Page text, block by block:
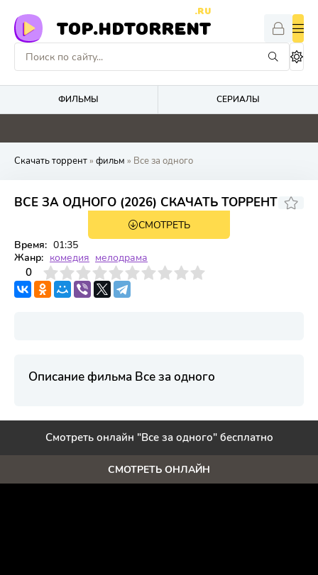
TOP.HDTORRENT
.RU
ФИЛЬМЫ СЕРИАЛЫ
0 0 0 0
Скачать торрент» фильм » Все за одного
ВСЕ ЗА ОДНОГО (2026) СКАЧАТЬ ТОРРЕНТ
СМОТРЕТЬ
Время: 01:35
Жанр: комедия мелодрама
0
4 6 7 8 9 10
Описание фильма Все за одного
Смотреть онлайн "Все за одного" бесплатно
СМОТРЕТЬ ОНЛАЙН